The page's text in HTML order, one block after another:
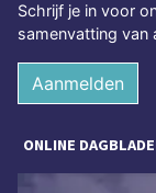
Schrijf je in voor
samenvatting van
Aanmelden
ONLINE